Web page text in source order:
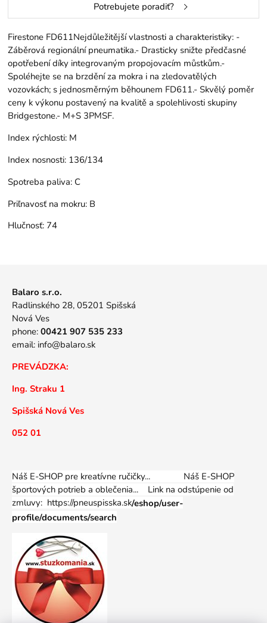
Potrebujete poradiť?
Firestone FD611Nejdůležitější vlastnosti a charakteristiky: -
Záběrová regionální pneumatika.- Drasticky snižte předčasné
opotřebení díky integrovaným propojovacím můstkům.-
Spoléhejte se na brzdění za mokra i na zledovatělých
vozovkách; s jednosměrným běhounem FD611.- Skvělý poměr
ceny k výkonu postavený na kvalitě a spolehlivosti skupiny
Bridgestone.- M+S 3PMSF.
Index rýchlosti: M
Index nosnosti: 136/134
Spotreba paliva: C
Priľnavosť na mokru: B
Hlučnosť: 74
Balaro s.r.o.
Radlinského 28, 05201 Spišská
Nová Ves
phone: 00421 907 535 233
email: info@balaro.sk
PREVÁDZKA:
Ing. Straku 1
Spišská Nová Ves
052 01
Náš E-SHOP pre kreatívne ručičky... Náš E-SHOP
športových potrieb a oblečenia... Link na odstúpenie od
zmluvy: https://pneuspisska.sk/eshop/user-
profile/documents/search